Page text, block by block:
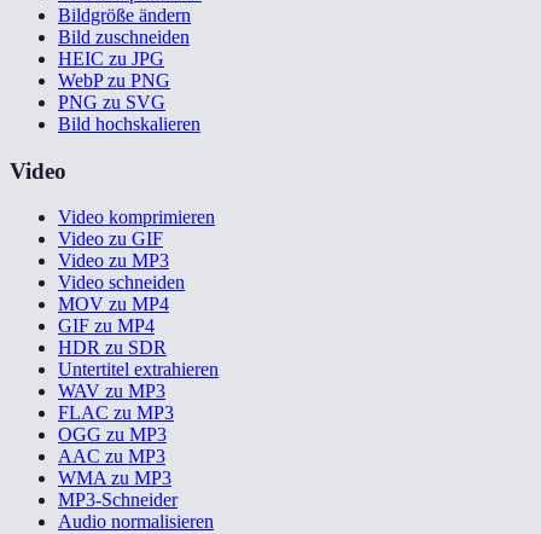
Bildgröße ändern
Bild zuschneiden
HEIC zu JPG
WebP zu PNG
PNG zu SVG
Bild hochskalieren
Video
Video komprimieren
Video zu GIF
Video zu MP3
Video schneiden
MOV zu MP4
GIF zu MP4
HDR zu SDR
Untertitel extrahieren
WAV zu MP3
FLAC zu MP3
OGG zu MP3
AAC zu MP3
WMA zu MP3
MP3-Schneider
Audio normalisieren